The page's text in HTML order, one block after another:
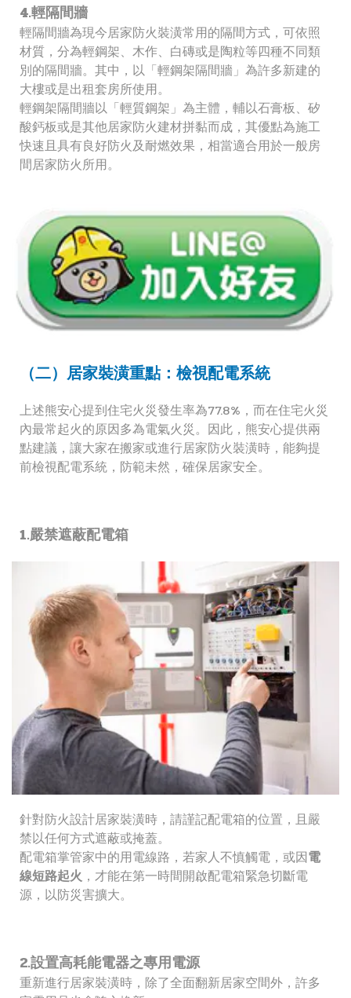
4.輕隔間牆
輕隔間牆為現今居家防火裝潢常用的隔間方式，可依照
材質，分為輕鋼架、木作、白磚或是陶粒等四種不同類
別的隔間牆。其中，以「輕鋼架隔間牆」為許多新建的
大樓或是出租套房所使用。
輕鋼架隔間牆以「輕質鋼架」為主體，輔以石膏板、矽
酸鈣板或是其他居家防火建材拼黏而成，其優點為施工
快速且具有良好防火及耐燃效果，相當適合用於一般房
間居家防火所用。
（二）居家裝潢重點：檢視配電系統
上述熊安心提到住宅火災發生率為77.8%，而在住宅火災
內最常起火的原因多為電氣火災。因此，熊安心提供兩
點建議，讓大家在搬家或進行居家防火裝潢時，能夠提
前檢視配電系統，防範未然，確保居家安全。
1.嚴禁遮蔽配電箱
針對防火設計居家裝潢時，請謹記配電箱的位置，且嚴
禁以任何方式遮蔽或掩蓋。
配電箱掌管家中的用電線路，若家人不慎觸電，或因電
線短路起火 ，才能在第一時間開啟配電箱緊急切斷電
源，以防災害擴大。
2.設置高耗能電器之專用電源
重新進行居家裝潢時，除了全面翻新居家空間外，許多